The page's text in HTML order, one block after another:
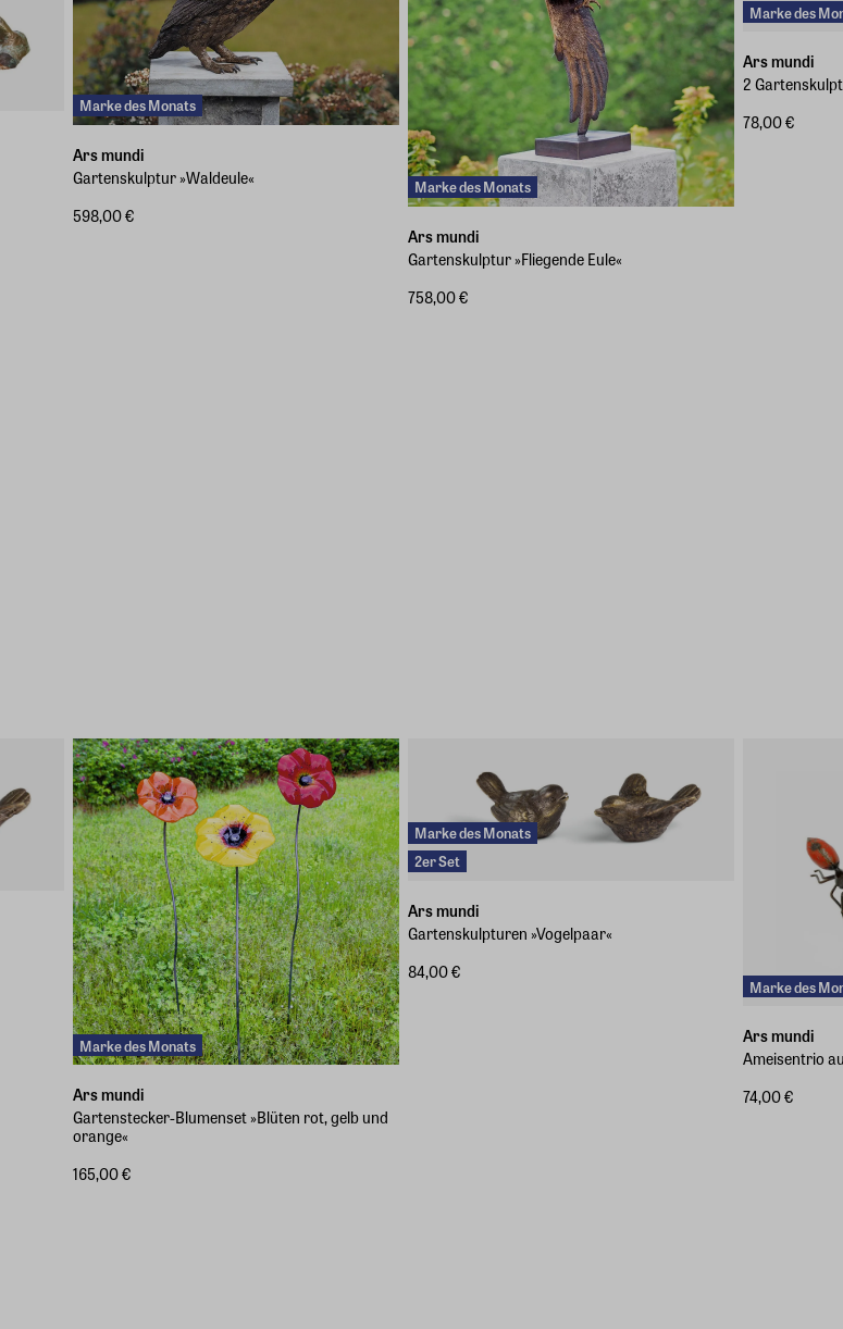
Marke des Monats
Ars mundi
Gartenskulptur »Waldeule«
598,00 €
Marke des Monats
Ars mundi
Gartenskulptur »Fliegende Eule«
758,00 €
Marke des
Ars mundi
2
78,00 €
Marke des Monats
Ars mundi
Gartenstecker-Blumenset »Blüten rot, gelb und
orange«
165,00 €
Marke des Monats
2er Set
Ars mundi
Gartenskulpturen »Vogelpaar«
84,00 €
Marke des
Ars mundi
Ameisentrio
74,00 €